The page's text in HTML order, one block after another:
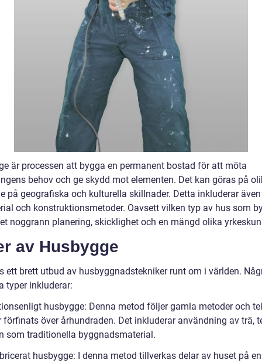
är processen att bygga en permanent bostad för att möta
behov och ge skydd mot elementen. Det kan göras på
på geografiska och kulturella skillnader. Detta inkluderar
och konstruktionsmetoder. Oavsett vilken typ av hus som
noggrann planering, skicklighet och en mängd olika
av Husbygge
ett brett utbud av husbyggnadstekniker runt om i världen.
typer inkluderar:
husbygge: Denna metod följer gamla metoder och
förfinats över århundraden. Det inkluderar användning av trä,
som traditionella byggnadsmaterial.
husbygge: I denna metod tillverkas delar av huset på